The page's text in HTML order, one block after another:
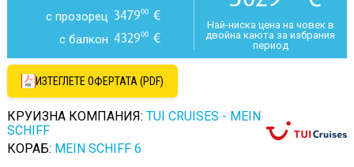
с прозорец 347900€
с балкон 432900€
Най-ниска цена на човек в
двойна каюта за избрания
период
ИЗТЕГЛЕТЕ ОФЕРТАТА (PDF)
КРУИЗНА КОМПАНИЯ: TUI CRUISES - MEIN
SCHIFF
КОРАБ: MEIN SCHIFF 6